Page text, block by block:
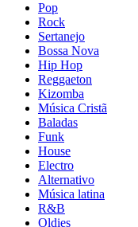
Pop
Rock
Sertanejo
Bossa Nova
Hip Hop
Reggaeton
Kizomba
Música Cristã
Baladas
Funk
House
Electro
Alternativo
Música latina
R&B
Oldies